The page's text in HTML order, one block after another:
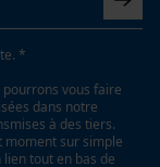
*
vous faire
dans notre
à des tiers.
sur simple
tout en bas de